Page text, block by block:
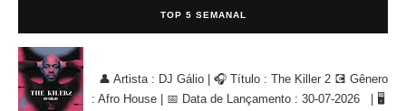
TOP 5 SEMANAL
👤 Artista : DJ Gálio | 🎧 Título : The Killer 2 💽 Gênero
: Afro House | 📅 Data de Lançamento : 30-07-2026 | 🖥